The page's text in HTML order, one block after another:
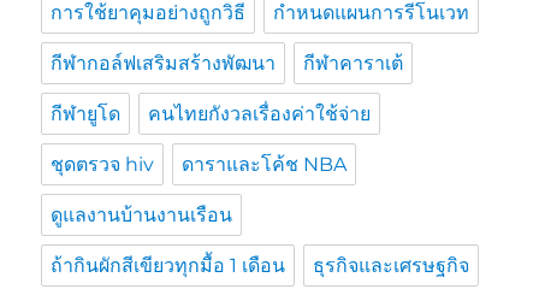
การใช้ยาคุมอย่างถูกวิธี กำหนดแผนการรีโนเวท
กีฬากอล์ฟเสริมสร้างพัฒนา กีฬาคาราเต้
กีฬายูโด คนไทยกังวลเรื่องค่าใช้จ่าย
ชุดตรวจ hiv ดาราและโค้ช NBA
ดูแลงานบ้านงานเรือน
ถ้ากินผักสีเขียวทุกมื้อ 1 เดือน ธุรกิจและเศรษฐกิจ